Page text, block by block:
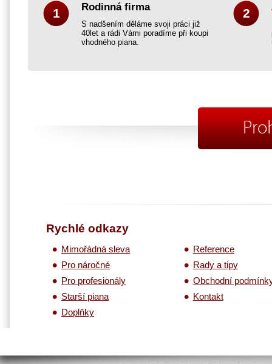
1 Rodinná firma
S nadšením děláme svoji práci již
40let a rádi Vámi poradíme při koupi
vhodného piana.
2
Rychlé odkazy
Mimořádná sleva
Pro náročné
Pro profesionály
Starší piana
Doplňky
Reference
Rady a tipy
Obchodní
Kontakt